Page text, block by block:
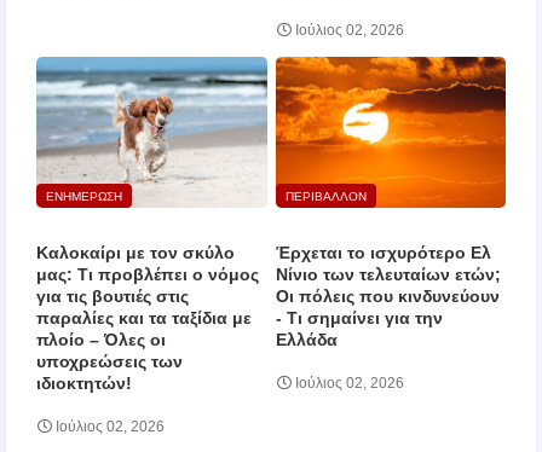
Ιούλιος 02, 2026
ΕΝΗΜΕΡΩΣΗ
Καλοκαίρι με τον σκύλο
μας: Τι προβλέπει ο νόμος
για τις βουτιές στις
παραλίες και τα ταξίδια με
πλοίο – Όλες οι
υποχρεώσεις των
ιδιοκτητών!
Ιούλιος 02, 2026
ΠΕΡΙΒΑΛΛΟΝ
Έρχεται το ισχυρότερο Ελ
Νίνιο των τελευταίων ετών;
Οι πόλεις που κινδυνεύουν
‑ Τι σημαίνει για την
Ελλάδα
Ιούλιος 02, 2026